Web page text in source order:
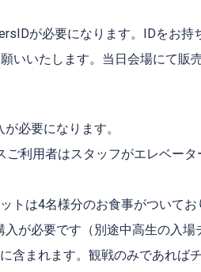
が必要になります。IDをお持
いいたします。当日会場にて販
必要になります。
利用者はスタッフがエレベータ
トは4名様分のお食事がついてお
が必要です（別途中高生の入場
含まれます。観戦のみであれば